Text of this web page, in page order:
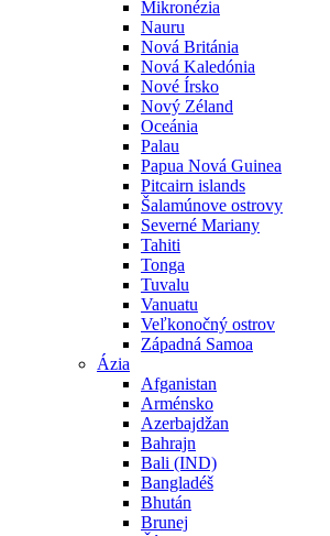
Mikronézia
Nauru
Nová Británia
Nová Kaledónia
Nové Írsko
Nový Zéland
Oceánia
Palau
Papua Nová Guinea
Pitcairn islands
Šalamúnove ostrovy
Severné Mariany
Tahiti
Tonga
Tuvalu
Vanuatu
Veľkonočný ostrov
Západná Samoa
Ázia
Afganistan
Arménsko
Azerbajdžan
Bahrajn
Bali (IND)
Bangladéš
Bhután
Brunej